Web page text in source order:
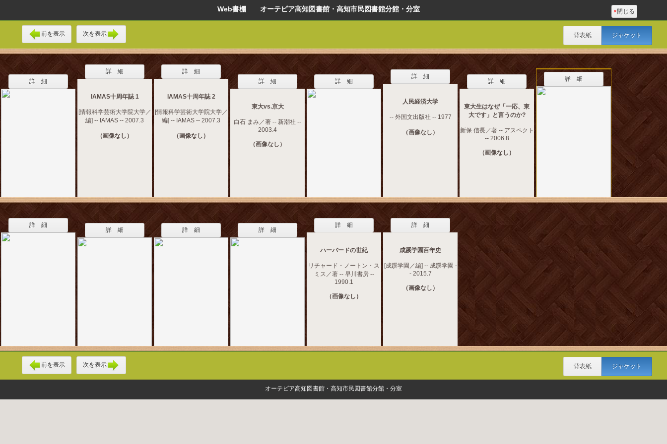
Web書棚 オーテピア高知図書館・高知市民図書館分館・分室 ×閉じる
前を表示 次を表示 背表紙 ジャケット
詳 細
詳 細
IAMAS十周年誌 1
[情報科学芸術大学院大学／
編] -- IAMAS -- 2007.3
（画像なし）
詳 細
IAMAS十周年誌 2
[情報科学芸術大学院大学／
編] -- IAMAS -- 2007.3
（画像なし）
詳 細
東大vs.京大
白石 まみ／著 -- 新潮社 --
2003.4
（画像なし）
詳 細
詳 細
人民経済大学
-- 外国文出版社 -- 1977
（画像なし）
詳 細
東大生はなぜ「一応、東
大です」と言うのか?
新保 信長／著 -- アスペクト
-- 2006.8
（画像なし）
詳 細
詳 細
詳 細 詳 細 詳 細
詳 細
ハーバードの世紀
リチャード・ノートン・ス
ミス／著 -- 早川書房 --
1990.1
（画像なし）
詳 細
成蹊学園百年史
[成蹊学園／編] -- 成蹊学園 -
- 2015.7
（画像なし）
前を表示 次を表示 背表紙 ジャケット
オーテピア高知図書館・高知市民図書館分館・分室